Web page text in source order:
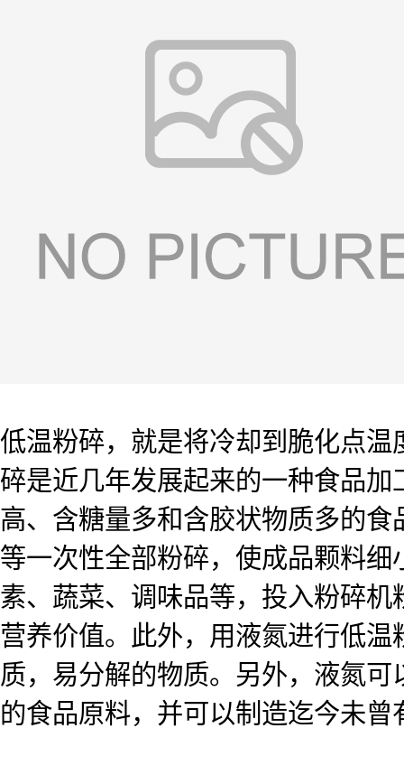
低温粉碎，就是将冷却到脆化点
碎是近几年发展起来的一种食品
高、含糖量多和含胶状物质多的
等一次性全部粉碎，使成品颗料
素、蔬菜、调味品等，投入粉碎
营养价值。此外，用液氮进行低
质，易分解的物质。另外，液氮
的食品原料，并可以制造迄今未曾